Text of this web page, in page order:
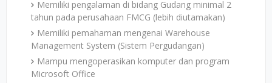
Memiliki pengalaman di bidang Gudang minimal 2
tahun pada perusahaan FMCG (lebih diutamakan)
Memiliki pemahaman mengenai Warehouse
Management System (Sistem Pergudangan)
Mampu mengoperasikan komputer dan program
Microsoft Office